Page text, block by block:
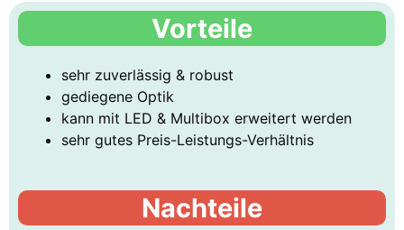
Vorteile
sehr zuverlässig & robust
gediegene Optik
kann mit LED & Multibox erweitert werden
sehr gutes Preis-Leistungs-Verhältnis
Nachteile